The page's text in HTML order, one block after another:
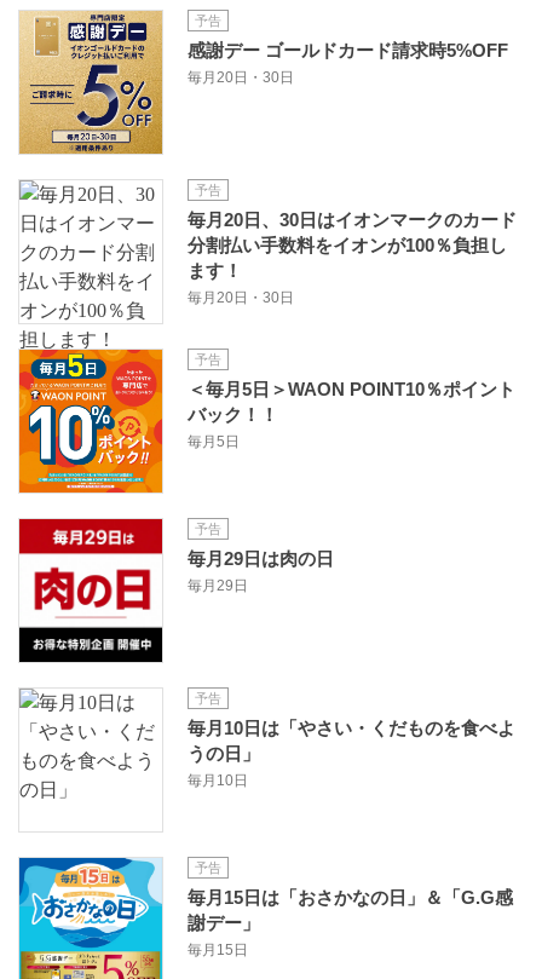
予告
感謝デー ゴールドカード請求時5%OFF
毎月20日・30日
予告
毎月20日、30日はイオンマークのカード
分割払い手数料をイオンが100％負担し
ます！
毎月20日・30日
予告
＜毎月5日＞WAON POINT10％ポイント
バック！！
毎月5日
予告
毎月29日は肉の日
毎月29日
予告
毎月10日は「やさい・くだものを食べよ
うの日」
毎月10日
予告
毎月15日は「おさかなの日」＆「G.G感
謝デー」
毎月15日